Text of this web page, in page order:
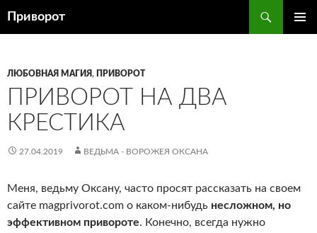
Приворот
ЛЮБОВНАЯ МАГИЯ, ПРИВОРОТ
ПРИВОРОТ НА ДВА
КРЕСТИКА
27.04.2019 ВЕДЬМА - ВОРОЖЕЯ ОКСАНА
Меня, ведьму Оксану, часто просят рассказать на своем
сайте magprivorot.com о каком-нибудь несложном, но
эффективном привороте. Конечно, всегда нужно